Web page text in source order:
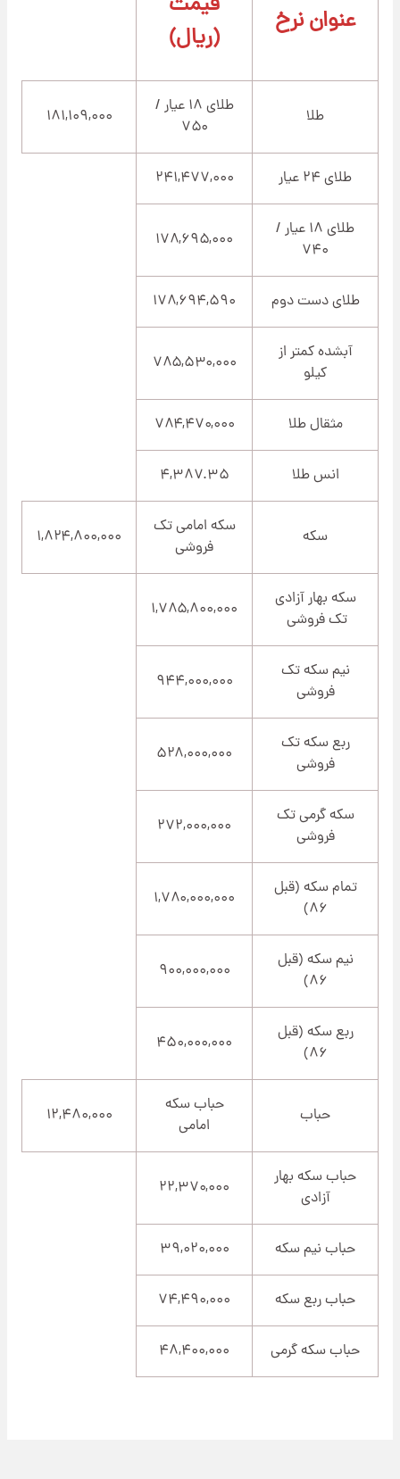
عنوان نرخ
(ریال)
طلا
طلای ۱۸ عیار /
۷۵۰
۱۸۱,۱۰۹,۰۰۰
طلای ۲۴ عیار ۲۴۱,۴۷۷,۰۰۰
طلای ۱۸ عیار /
۷۴۰
۱۷۸,۶۹۵,۰۰۰
طلای دست دوم ۱۷۸,۶۹۴,۵۹۰
آبشده کمتر از
کیلو
۷۸۵,۵۳۰,۰۰۰
مثقال طلا ۷۸۴,۴۷۰,۰۰۰
انس طلا ۴,۳۸۷.۳۵
سکه
سکه امامی تک
فروشی
۱,۸۲۴,۸۰۰,۰۰۰
سکه بهار آزادی
تک فروشی
۱,۷۸۵,۸۰۰,۰۰۰
نیم سکه تک
فروشی
۹۴۴,۰۰۰,۰۰۰
ربع سکه تک
فروشی
۵۲۸,۰۰۰,۰۰۰
سکه گرمی تک
فروشی
۲۷۲,۰۰۰,۰۰۰
تمام سکه (قبل
۸۶)
۱,۷۸۰,۰۰۰,۰۰۰
نیم سکه (قبل
۸۶)
۹۰۰,۰۰۰,۰۰۰
ربع سکه (قبل
۸۶)
۴۵۰,۰۰۰,۰۰۰
حباب
حباب سکه
امامی
۱۲,۴۸۰,۰۰۰
حباب سکه بهار
آزادی
۲۲,۳۷۰,۰۰۰
حباب نیم سکه ۳۹,۰۲۰,۰۰۰
حباب ربع سکه ۷۴,۴۹۰,۰۰۰
حباب سکه گرمی ۴۸,۴۰۰,۰۰۰